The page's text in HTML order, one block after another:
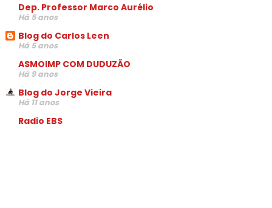
Dep. Professor Marco Aurélio
Há 5 anos
Blog do Carlos Leen
Há 5 anos
ASMOIMP COM DUDUZÃO
Há 9 anos
Blog do Jorge Vieira
Há 11 anos
Radio EBS